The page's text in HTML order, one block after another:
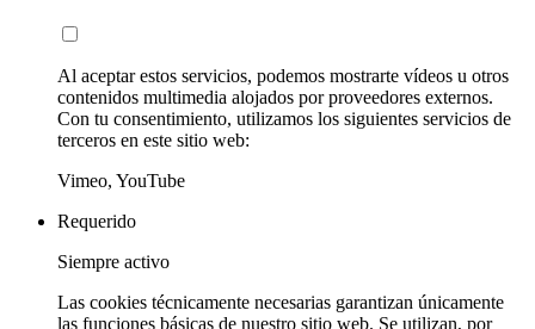
Al aceptar estos servicios, podemos mostrarte vídeos u otros
contenidos multimedia alojados por proveedores externos.
Con tu consentimiento, utilizamos los siguientes servicios de
terceros en este sitio web:
Vimeo, YouTube
Requerido
Siempre activo
Las cookies técnicamente necesarias garantizan únicamente
las funciones básicas de nuestro sitio web. Se utilizan, por